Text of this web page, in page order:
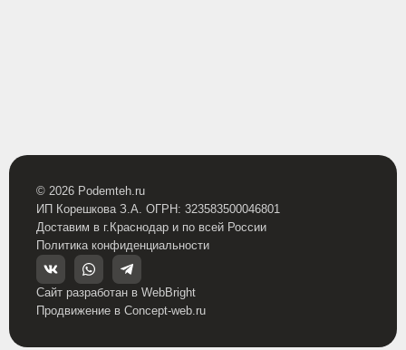
© 2026 Podemteh.ru
ИП Корешкова З.А. ОГРН: 323583500046801
Доставим в г.Краснодар и по всей России
Политика конфиденциальности
Сайт разработан в WebBright
Продвижение в Concept-web.ru